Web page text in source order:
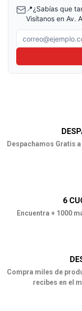
📍¿Sabías que
Visítanos en Av.
Correo
Despachamos Gratis
6
Encuentra + 1000
Compra miles de
recibes en el